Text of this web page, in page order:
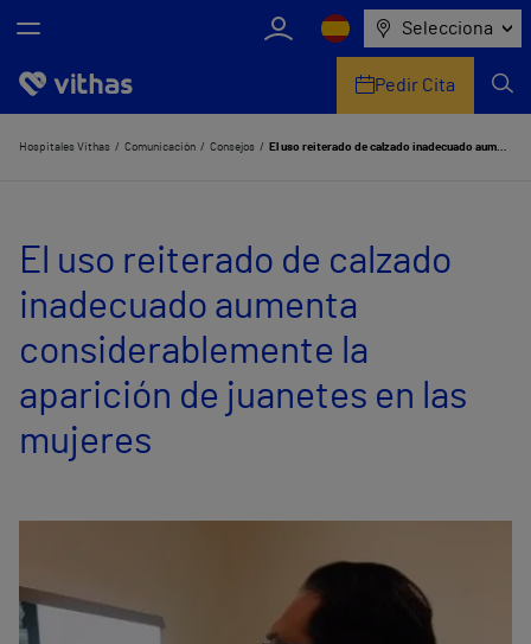
Selecciona
Nosotros
Servicios de salud
Equipo médico y asistencial
Comunicación
Pedir Cita
Hospitales Vithas Comunicación Consejos El uso reiterado de calzado inadecuado aumenta considerablemente la aparición de juanetes en las mujeres
El uso reiterado de calzado
inadecuado aumenta
considerablemente la
aparición de juanetes en las
mujeres